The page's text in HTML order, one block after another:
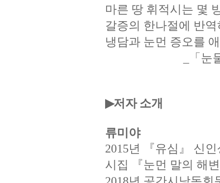
마른 땅 휘적시는 몇
갈증의 한나절에 반
냉담과 눈먼 증오를
「
▶저자 소개
류미야
2015년 『유심』
신
시집
『눈먼 말의 해